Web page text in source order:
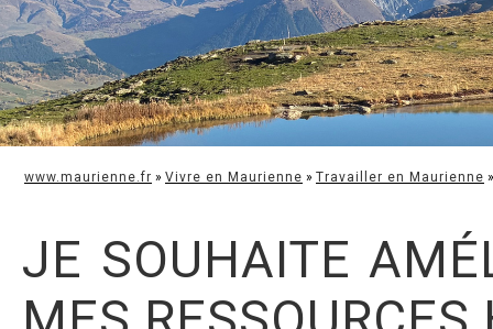
www.maurienne.fr » Vivre en Maurienne » Travailler en Maurienne
JE SOUHAITE